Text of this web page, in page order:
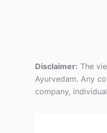
Disclaimer: The
Ayurvedam. Any
company,